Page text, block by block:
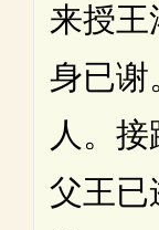
来授王
身已谢
人。接
父王已